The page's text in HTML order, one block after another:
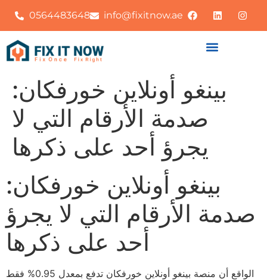
0564483648 info@fixitnow.ae
بينغو أونلاين خورفكان:
صدمة الأرقام التي لا
يجرؤ أحد على ذكرها
بينغو أونلاين خورفكان:
صدمة الأرقام التي لا يجرؤ
أحد على ذكرها
الواقع أن منصة بينغو أونلاين خورفكان تدفع بمعدل 0.95% فقط